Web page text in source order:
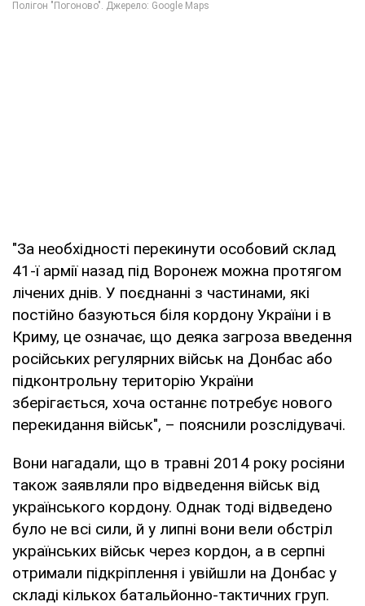
"За необхідності перекинути особовий склад
41-ї армії назад під Воронеж можна протягом
лічених днів. У поєднанні з частинами, які
постійно базуються біля кордону України і в
Криму, це означає, що деяка загроза введення
російських регулярних військ на Донбас або
підконтрольну територію України
зберігається, хоча останнє потребує нового
перекидання військ", – пояснили розслідувачі.
Вони нагадали, що в травні 2014 року росіяни
також заявляли про відведення військ від
українського кордону. Однак тоді відведено
було не всі сили, й у липні вони вели обстріл
українських військ через кордон, а в серпні
отримали підкріплення і увійшли на Донбас у
складі кількох батальйонно-тактичних груп.